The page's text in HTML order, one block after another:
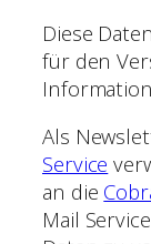
Diese
für den
Als
Service
an die
Mail